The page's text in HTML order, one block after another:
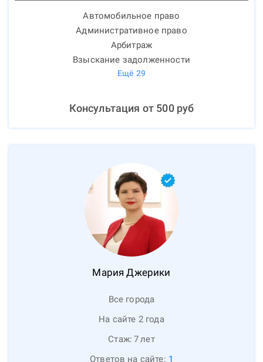
Автомобильное право
Административное право
Арбитраж
Взыскание задолженности
Ещё 29
Консультация от 500руб
Мария Джерики
Все города
На сайте 2 года
Стаж: 7лет
Ответов на сайте: 1